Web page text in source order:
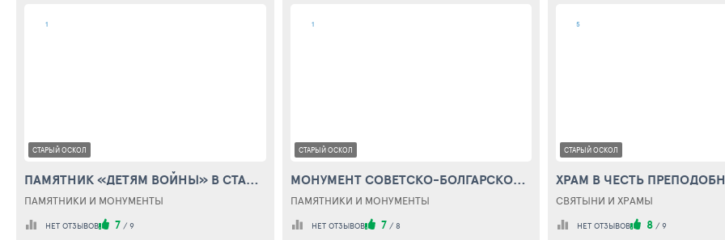
1
СТАРЫЙ ОСКОЛ
ПАМЯТНИК «ДЕТЯМ ВОЙНЫ» В СТАРОМ ОСКОЛЕ (MONUMENT "CHILDREN OF WAR")
ПАМЯТНИКИ И МОНУМЕНТЫ
НЕТ ОТЗЫВОВ 7 / 9
1
СТАРЫЙ ОСКОЛ
МОНУМЕНТ СОВЕТСКО-БОЛГАРСКОЙ ДРУЖБЕ В СТАРОМ ОСКОЛЕ (MONUMENT TO THE SOVIET-BULGARIAN FRIENDSHIP)
ПАМЯТНИКИ И МОНУМЕНТЫ
НЕТ ОТЗЫВОВ 7 / 8
5
СТАРЫЙ ОСКОЛ
СВЯТЫНИ И ХРАМЫ
НЕТ ОТЗЫВОВ 8 / 9